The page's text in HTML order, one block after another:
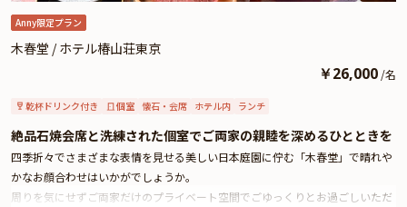
Anny限定プラン
木春堂 / ホテル椿山荘東京
￥26,000 /名
乾杯ドリンク付き 個室 懐石・会席 ホテル内 ランチ
絶品石焼会席と洗練された個室でご両家の親睦を深めるひとときを
四季折々でさまざまな表情を見せる美しい日本庭園に佇む「木春堂」で晴れや
かなお顔合わせはいかがでしょうか。
周りを気にせずご両家だけのプライベート空間でごゆっくりとお過ごしいただ